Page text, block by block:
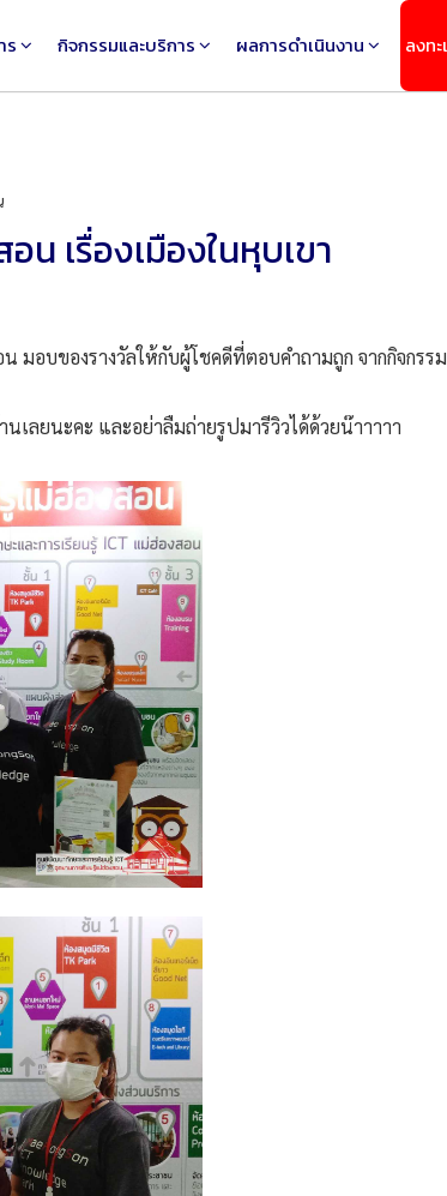
ร กิจกรรมและบริการ ผลการดำเนินงาน ลงท
น เรื่องเมืองในหุบเขา
บของรางวัลให้กับผู้โชคดีที่ตอบคำถามถูก จากกิจกรร
เลยนะคะ และอย่าลืมถ่ายรูปมารีวิวได้ด้วยน๊าาาาา